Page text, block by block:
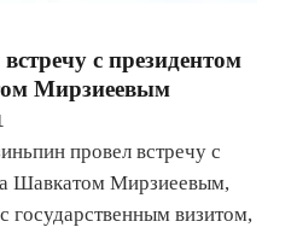
с президентом
Мирзиеевым
провел встречу с
Шавкатом Мирзиеевым,
государственным визитом,